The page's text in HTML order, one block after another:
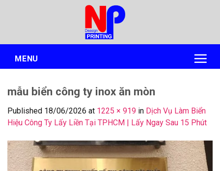
MENU
mẫu biển công ty inox ăn mòn
Published 18/06/2026 at 1225 × 919 in Dịch Vụ Làm Biển
Hiệu Công Ty Lấy Liền Tại TPHCM | Lấy Ngay Sau 15 Phút